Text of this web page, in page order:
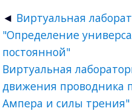
Виртуальная
"Определение
постоянной"
Виртуальная
движения проводника
Ампера и силы трения"